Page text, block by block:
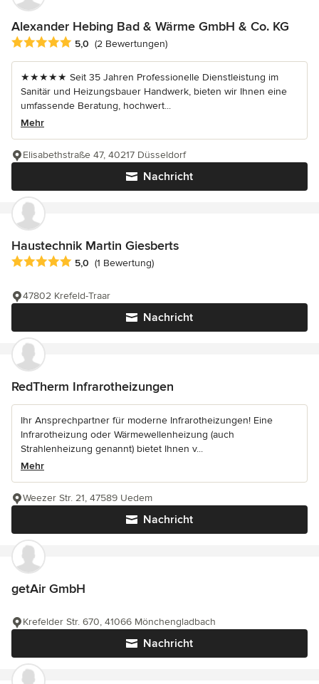
Alexander Hebing Bad & Wärme GmbH & Co. KG
Durchschnittliche Bewertung: 5 von 5 Sternen
5,0 (2 Bewertungen)
★★★★★ Seit 35 Jahren Professionelle Dienstleistung im
Sanitär und Heizungsbauer Handwerk, bieten wir Ihnen eine
umfassende Beratung, hochwert...
Mehr
Nachricht
Elisabethstraße 47, 40217 Düsseldorf
Haustechnik Martin Giesberts
Durchschnittliche Bewertung: 5 von 5 Sternen
5,0 (1 Bewertung)
Nachricht
47802 Krefeld-Traar
RedTherm Infrarotheizungen
Ihr Ansprechpartner für moderne Infrarotheizungen! Eine
Infrarotheizung oder Wärmewellenheizung (auch
Strahlenheizung genannt) bietet Ihnen v...
Mehr
Nachricht
Weezer Str. 21, 47589 Uedem
getAir GmbH
Nachricht
Krefelder Str. 670, 41066 Mönchengladbach